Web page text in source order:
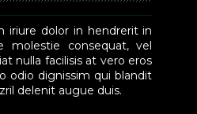
iriure dolor in hendrerit in
molestie consequat, vel
nulla facilisis at vero eros
odio dignissim qui blandit
delenit augue duis.